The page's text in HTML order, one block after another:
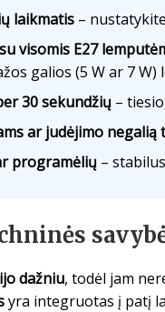
laikmatis–
visomis E27
galios (5 W ar 7 W)
30 sekundžių–
ar judėjimo
programėlių–
dažniu, todėl jam
yra integruotas į patį